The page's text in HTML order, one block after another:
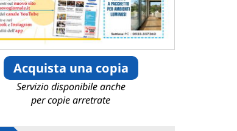
Acquista una copia
Servizio disponibile anche
per copie arretrate